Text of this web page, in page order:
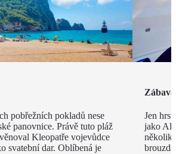
pobřežních pokladů nese
panovnice. Právě tuto pláž
Kleopatře vojevůdce
svatební dar. Oblíbená je
Jen
jako